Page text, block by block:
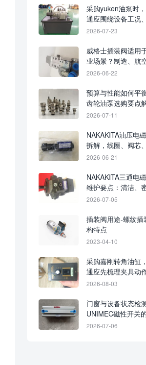
采购yuken油泵时
通应围绕设备工况
与接口尺寸
2026-07-23
威格士插装阀适用
业场景？制造、航
应用梳理
2026-06-22
预算与性能如何平
齿轮油泵选购要点
2026-07-11
NAKAKITA油压电
拆解，线圈、阀芯
弹簧复位如何配合
2026-06-21
NAKAKITA三通电
维护要点：清洁、
圈检查怎么做
2026-07-05
插装阀用途-螺纹插
构特点
2023-04-10
采购嘉刚转角油缸
通应先梳理夹具动
尺寸和液压系统参数
2026-08-03
门窗与设备状态检
UNIMEC磁性开关
路
2026-07-06